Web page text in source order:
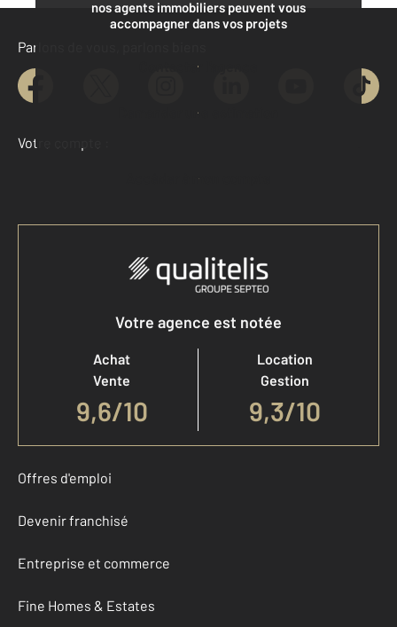
nos agents immobiliers peuvent vous
accompagner dans vos projets
Contacter l'agence
Demander une estimation
Parlons de vous, parlons biens
Votre compte :
Accéder à mon compte
Votre agence est notée
Achat
Vente
9,6/10
Location
Gestion
9,3/10
Offres d'emploi
Devenir franchisé
Entreprise et commerce
Fine Homes & Estates